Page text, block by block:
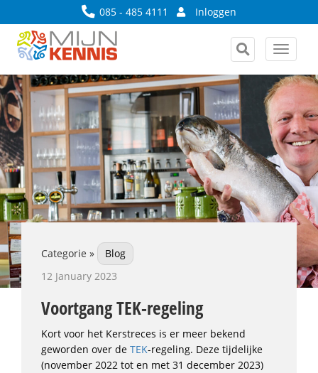
085 - 485 4111 Inloggen
Toggle
Categorie »
Blog
12 January 2023
Voortgang TEK-regeling
Kort voor het Kerstreces is er meer bekend
geworden over de TEK-regeling. Deze tijdelijke
(november 2022 tot en met 31 december 2023)